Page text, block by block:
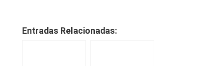
Entradas Relacionadas: